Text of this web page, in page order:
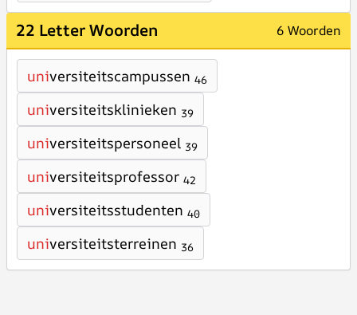
22 Letter Woorden 6 Woorden
universiteitscampussen 46
universiteitsklinieken 39
universiteitspersoneel 39
universiteitsprofessor 42
universiteitsstudenten 40
universiteitsterreinen 36